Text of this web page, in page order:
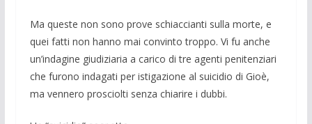
Ma queste non sono prove schiaccianti sulla morte, e
quei fatti non hanno mai convinto troppo. Vi fu anche
un’indagine giudiziaria a carico di tre agenti peniten­ziari
che furono indagati per istigazione al suicidio di Gioè,
ma vennero prosciolti senza chiarire i dubbi.